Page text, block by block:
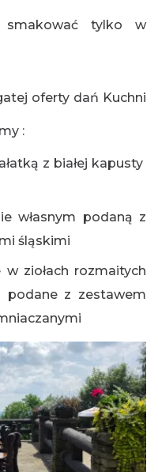
tylko w
oferty dań Kuchni
:
z białej kapusty
własnym podaną z
śląskimi
ziołach rozmaitych
podane z zestawem